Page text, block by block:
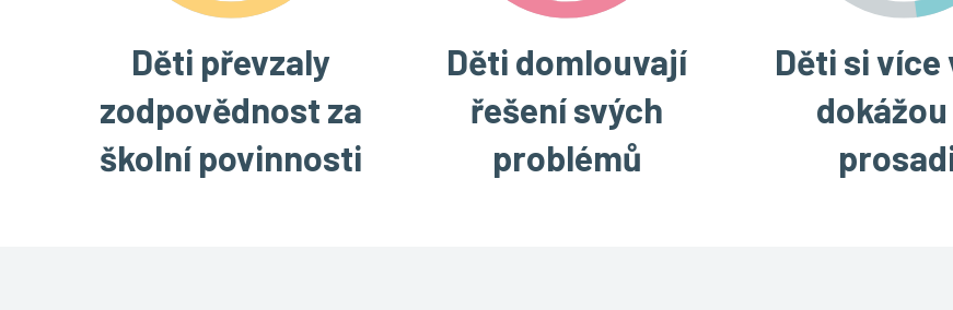
Děti převzaly
zodpovědnost za
školní povinnosti
Děti domlouvají
řešení svých
problémů
Děti si více
dokážou